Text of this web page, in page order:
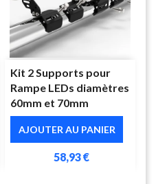
Kit 2 Supports pour
Rampe LEDs diamètres
60mm et 70mm
AJOUTER AU PANIER
58,93 €